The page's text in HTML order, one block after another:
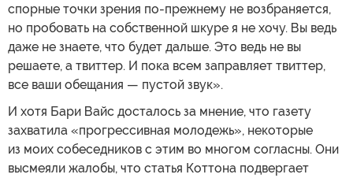
спорные точки зрения по-прежнему не возбраняется,
но пробовать на собственной шкуре я не хочу. Вы ведь
даже не знаете, что будет дальше. Это ведь не вы
решаете, а твиттер. И пока всем заправляет твиттер,
все ваши обещания — пустой звук».
И хотя Бари Вайс досталось за мнение, что газету
захватила «прогрессивная молодежь», некоторые
из моих собеседников с этим во многом согласны. Они
высмеяли жалобы, что статья Коттона подвергает